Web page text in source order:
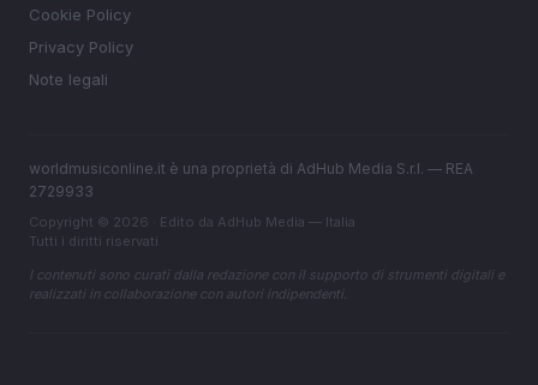
Cookie Policy
Privacy Policy
Note legali
worldmusiconline.it è una proprietà di AdHub Media S.r.l. — REA
2729933
Copyright © 2026 · Edito da AdHub Media — Italia
Tutti i diritti riservati
I contenuti sono curati dalla redazione con il supporto di strumenti digitali e
realizzati in collaborazione con autori indipendenti.